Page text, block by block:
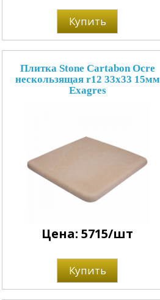
Купить
Плитка Stone Cartabon Ocre
нескользящая r12 33x33 15мм
Exagres
Цена: 5715/шт
Купить